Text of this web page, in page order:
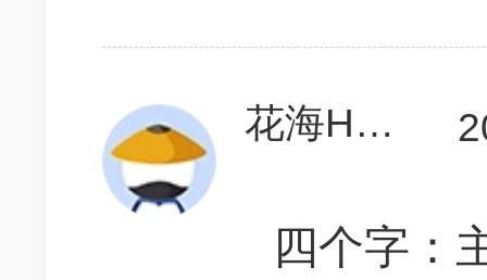
花海HUAN游世界
四个字：